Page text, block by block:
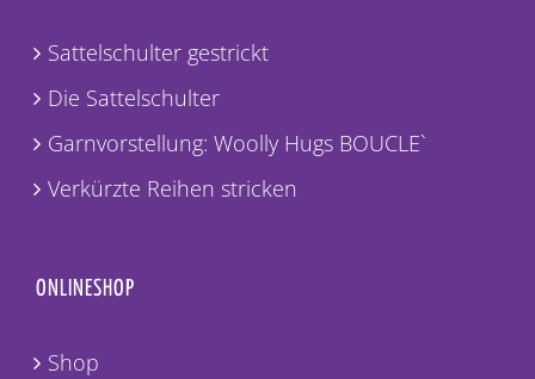
Sattelschulter gestrickt
Die Sattelschulter
Garnvorstellung: Woolly Hugs BOUCLE`
Verkürzte Reihen stricken
ONLINESHOP
Shop